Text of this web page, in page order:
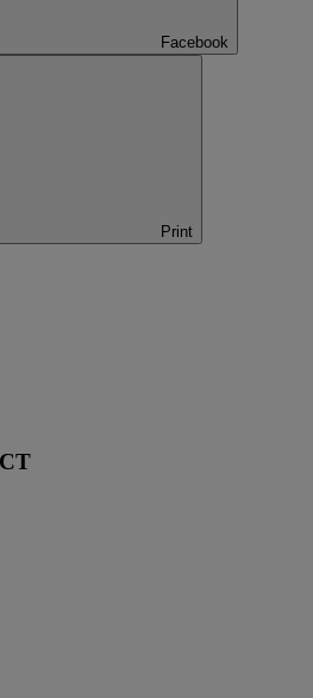
Facebook
Print